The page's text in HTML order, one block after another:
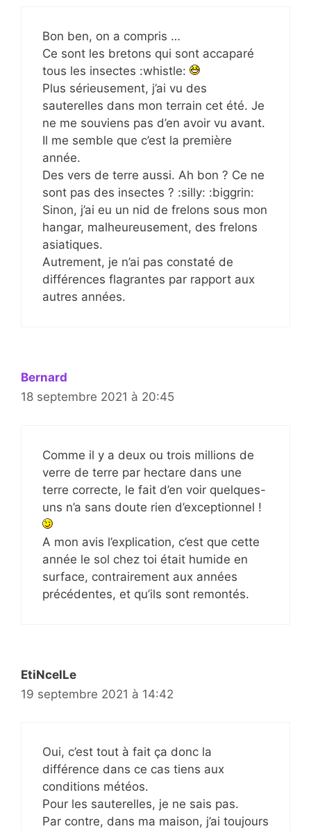
Bon ben, on a compris …
Ce sont les bretons qui sont accaparé
tous les insectes :whistle:
Plus sérieusement, j’ai vu des
sauterelles dans mon terrain cet été. Je
ne me souviens pas d’en avoir vu avant.
Il me semble que c’est la première
année.
Des vers de terre aussi. Ah bon ? Ce ne
sont pas des insectes ? :silly: :biggrin:
Sinon, j’ai eu un nid de frelons sous mon
hangar, malheureusement, des frelons
asiatiques.
Autrement, je n’ai pas constaté de
différences flagrantes par rapport aux
autres années.
Bernard
18 septembre 2021 à 20:45
Comme il y a deux ou trois millions de
verre de terre par hectare dans une
terre correcte, le fait d’en voir quelques-
uns n’a sans doute rien d’exceptionnel !
A mon avis l’explication, c’est que cette
année le sol chez toi était humide en
surface, contrairement aux années
précédentes, et qu’ils sont remontés.
EtiNcelLe
19 septembre 2021 à 14:42
Oui, c’est tout à fait ça donc la
différence dans ce cas tiens aux
conditions météos.
Pour les sauterelles, je ne sais pas.
Par contre, dans ma maison, j’ai toujours